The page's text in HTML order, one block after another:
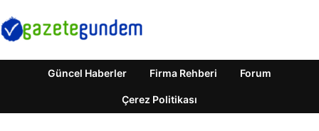
Güncel Haberler Firma Rehberi Forum
Çerez Politikası